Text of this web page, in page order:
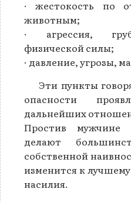
· жестокость по
животным;
· агрессия,
физической силы;
· давление, угрозы,
Эти пункты
опасности
дальнейших
Простив мужчине
делают
собственной
изменится к
насилия.